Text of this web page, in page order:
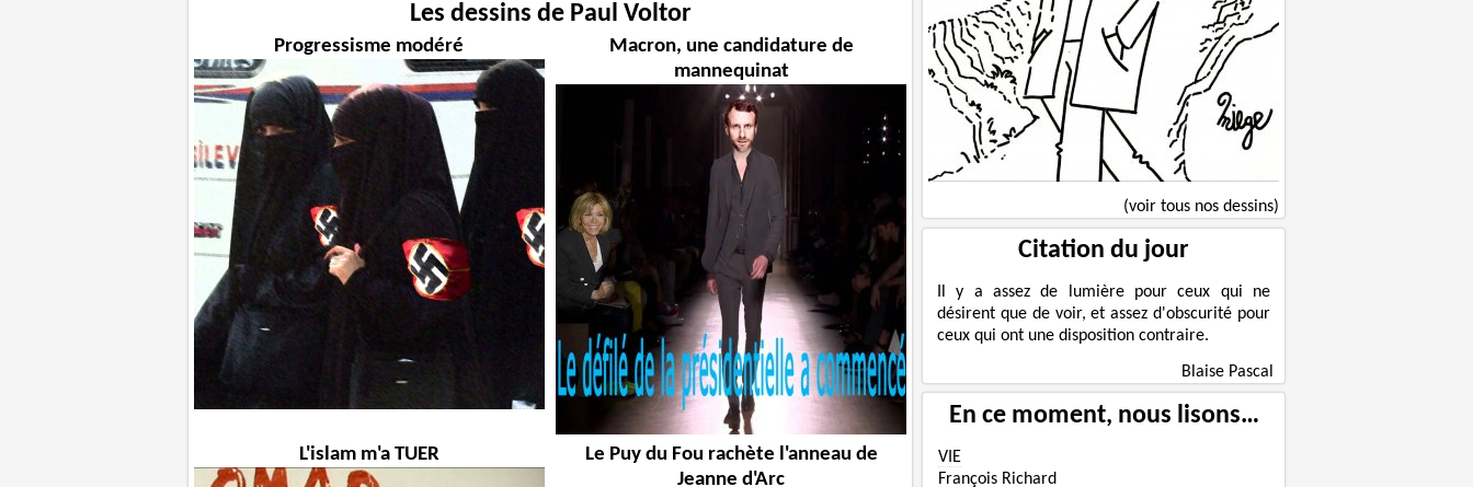
Les dessins de Paul Voltor
Progressisme modéré
Macron, une candidature de
mannequinat
L'islam m'a TUER
Le Puy du Fou rachète l'anneau de
Jeanne d'Arc
(voir tous nos dessins)
Citation du jour
Il y a assez de lumière pour ceux qui ne
désirent que de voir, et assez d'obscurité pour
ceux qui ont une disposition contraire.
Blaise Pascal
En ce moment, nous lisons…
VIE
François Richard